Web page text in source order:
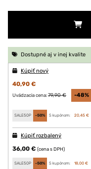
Dostupné aj v inej kvalite
Kúpiť nový
40,90 €
Uvádzacia cena:79,90 € -48%
SALE50P -50% S kupónom: 20,45 €
Kúpiť rozbalený
36,00 € (cena s DPH)
SALE50P -50% S kupónom: 18,00 €